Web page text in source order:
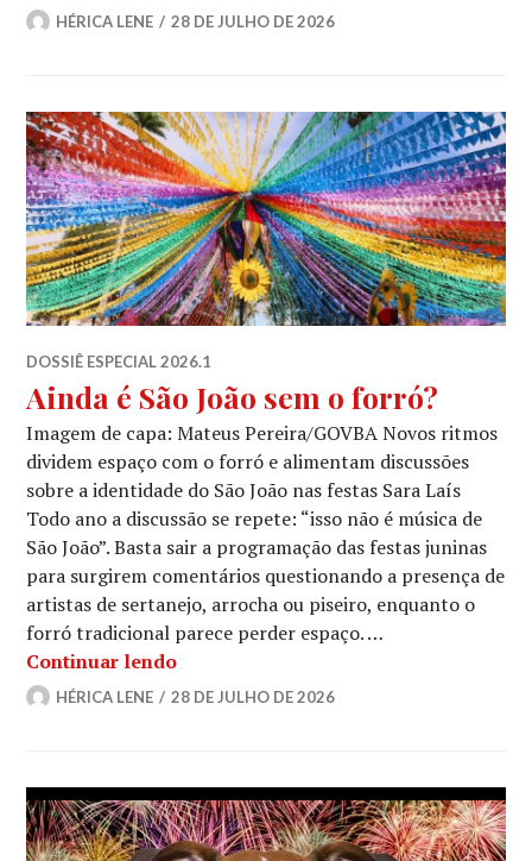
HÉRICA LENE 28 DE JULHO DE 2026
DOSSIÊ ESPECIAL 2026.1
Ainda é São João sem o forró?
Imagem de capa: Mateus Pereira/GOVBA Novos ritmos
dividem espaço com o forró e alimentam discussões
sobre a identidade do São João nas festas Sara Laís
Todo ano a discussão se repete: “isso não é música de
São João”. Basta sair a programação das festas juninas
para surgirem comentários questionando a presença de
artistas de sertanejo, arrocha ou piseiro, enquanto o
forró tradicional parece perder espaço. …
Continuar lendoAinda é São João sem o forró?
HÉRICA LENE 28 DE JULHO DE 2026